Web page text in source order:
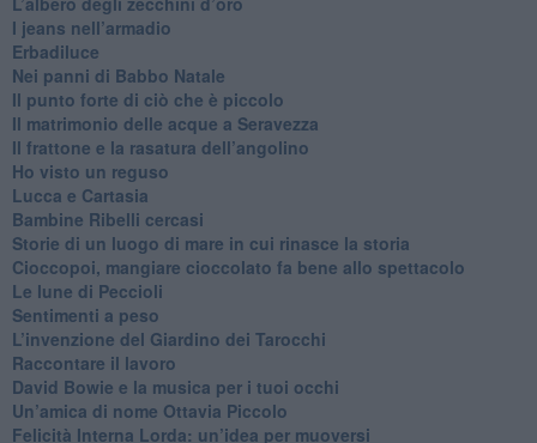
​I jeans nell’armadio
Erbadiluce
Nei panni di Babbo Natale
​Il punto forte di ciò che è piccolo
​Il matrimonio delle acque a Seravezza
​Il frattone e la rasatura dell’angolino
​Ho visto un reguso
Lucca e Cartasia
Bambine Ribelli cercasi
Storie di un luogo di mare in cui rinasce la storia
Cioccopoi, mangiare cioccolato fa bene allo spettacolo
​Le lune di Peccioli
​Sentimenti a peso
​L’invenzione del Giardino dei Tarocchi
​Raccontare il lavoro
David Bowie e la musica per i tuoi occhi
Un’amica di nome Ottavia Piccolo
​Felicità Interna Lorda: un’idea per muoversi